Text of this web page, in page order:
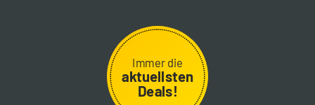
Immer die
aktuellsten
Deals!